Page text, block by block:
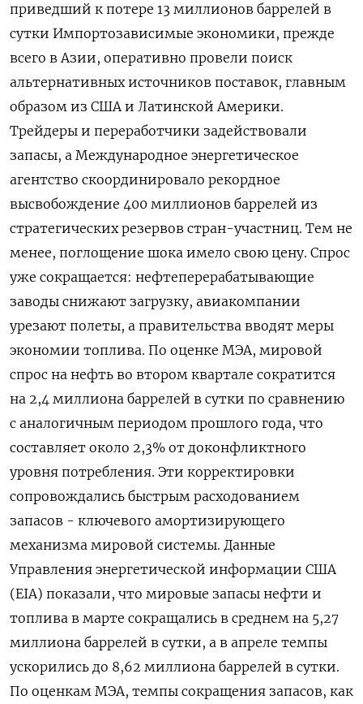
приведший ⁠к потере 13 миллионов баррелей в
сутки Импортозависимые экономики, прежде
всего в Азии, оперативно провели поиск
альтернативных источников поставок, главным
образом из США и Латинской Америки.
Трейдеры ‌и переработчики задействовали
запасы, а Международное энергетическое
агентство скоординировало рекордное
высвобождение 400 миллионов баррелей из
стратегических ‌резервов стран-участниц. Тем не
менее, поглощение шока имело свою цену. Спрос
уже сокращается: нефтеперерабатывающие
заводы снижают загрузку, авиакомпании
урезают полеты, а правительства вводят меры
экономии топлива. По оценке МЭА, мировой
спрос на нефть ​во втором квартале сократится
на 2,4 миллиона баррелей в сутки по сравнению
с аналогичным периодом прошлого года, что
составляет около 2,3% от доконфликтного
уровня потребления. Эти корректировки
сопровождались быстрым расходованием
‌запасов - ключевого амортизирующего
механизма мировой системы. Данные
Управления энергетической информации США
(EIA) показали, что мировые запасы нефти и
топлива в марте сокращались в среднем на 5,27
миллиона баррелей в сутки, а ​в апреле темпы
ускорились до 8,62 миллиона баррелей в сутки.
По оценкам МЭА, темпы сокращения запасов, как